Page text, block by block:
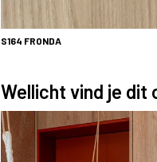
S164 FRONDA
Wellicht vind je dit